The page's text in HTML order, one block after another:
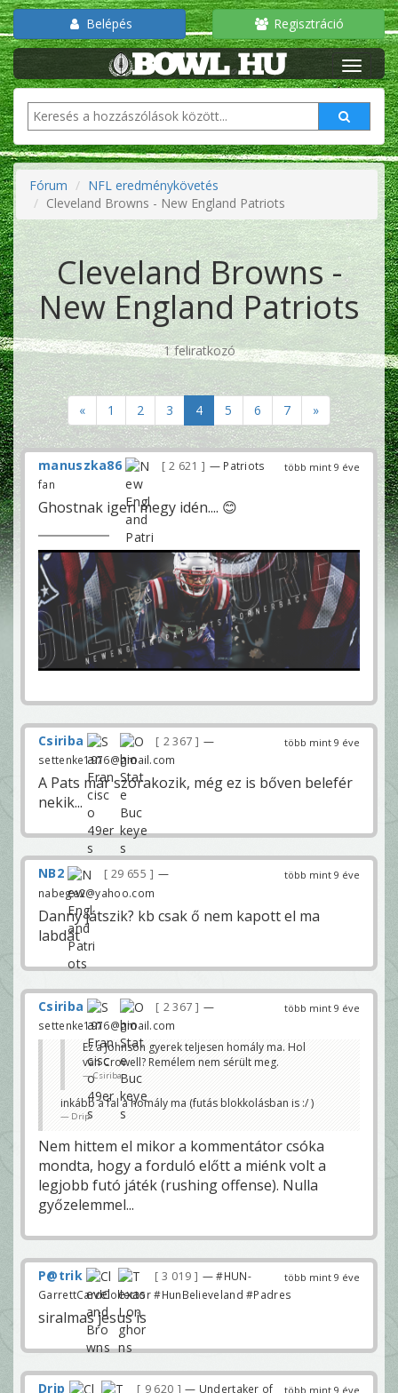
Belépés Regisztráció
Fórum
NFL eredménykövetés
Cleveland Browns - New England Patriots
Cleveland Browns -
New England Patriots
1 feliratkozó
« 1 2 3 4 5 6 7 »
több mint 9 éve
manuszka86 2 621
— Patriots
fan
Ghostnak igen megy idén.... 😊
több mint 9 éve
Csiriba 2 367
—
settenke1976@gmail.com
A Pats már szórakozik, még ez is bőven belefér
nekik...
több mint 9 éve
NB2 29 655
—
nabege2@yahoo.com
Danny játszik? kb csak ő nem kapott el ma
labdát
több mint 9 éve
Csiriba 2 367
—
settenke1976@gmail.com
Ez a Johnson gyerek teljesen homály ma. Hol
van Crowell? Remélem nem sérült meg.
Csiriba
inkább a fal a homály ma (futás blokkolásban is :/ )
Drip
Nem hittem el mikor a kommentátor csóka
mondta, hogy a forduló előtt a miénk volt a
legjobb futó játék (rushing offense). Nulla
győzelemmel...
több mint 9 éve
P@trik 3 019
— #HUN-
GarrettCardCollector #HunBelieveland #Padres
siralmas jesus is
több mint 9 éve
Drip 9 620
— Undertaker of